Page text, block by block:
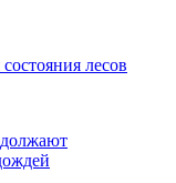
лесов